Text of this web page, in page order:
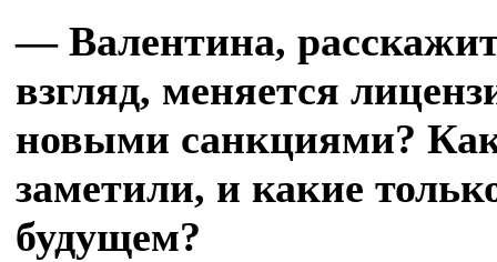
— Валентина,
взгляд, меняется
новыми санкциями?
заметили, и какие
будущем?